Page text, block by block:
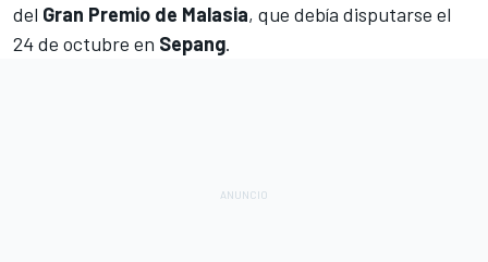
del Gran Premio de Malasia, que debía disputarse el
24 de octubre en Sepang.